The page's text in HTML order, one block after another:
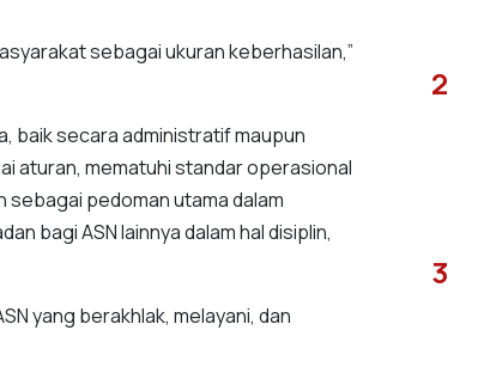
sebagai ukuran keberhasilan,”
baik secara administratif maupun
aturan, mematuhi standar operasional
pedoman utama dalam
bagi ASN lainnya dalam hal disiplin,
yang berakhlak, melayani, dan
2
3